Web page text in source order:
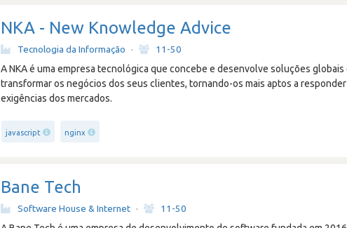
NKA - New Knowledge Advice
Tecnologia da Informação ·
11-50
A NKA é uma empresa tecnológica que concebe e desenvolve soluções globais
transformar os negócios dos seus clientes, tornando-os mais aptos a
exigências dos mercados.
javascript nginx
Bane Tech
Software House & Internet ·
11-50